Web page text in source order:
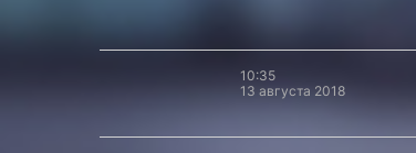
10:35
13 августа 2018